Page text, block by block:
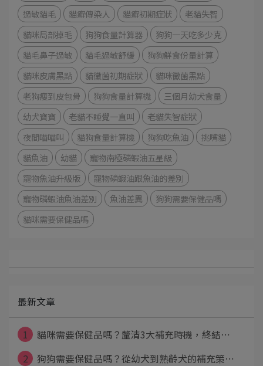
過敏貓毛
貓癬傳染人 貓癬初期症狀
老貓失智
貓咪局部掉毛
狗狗食量計算器
狗狗一天吃多少克
貓毛鼻子過敏
貓毛過敏舒緩
狗狗鮮食份量計算
貓咪皮膚黑點
貓黴菌初期症狀
貓咪黴菌黑點
老狗瘦到皮包骨
狗狗食量計算機
三個月幼犬食量
幼犬寶寶
老貓不睡覺一直叫
老貓失智症狀
夜間喵喵叫
貓狗食量計算機 狗狗吃魚油
挑嘴貓
貓魚油
幼貓
寵物南極磷蝦油五星級
寵物魚油升級版
寵物磷蝦油跟魚油的差別
寵物磷蝦油魚油差別
魚油差異
狗狗需要保健品嗎
貓咪需要保健品嗎
最新文章
1
貓咪需要保健品嗎？釐清3大補充時機，終結⋯
2
狗狗需要保健品嗎？從幼犬到熟齡犬的補充策⋯